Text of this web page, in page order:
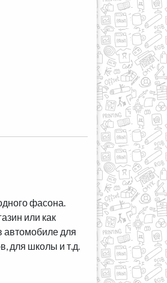
фасона.
или как
автомобиле для
для школы и т.д.